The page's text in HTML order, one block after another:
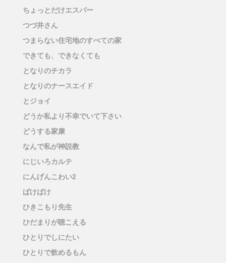
ちょっとだけエスパー
つづ井さん
つまらない住宅地のすべての家
できても、できなくても
となりのチカラ
となりのナースエイド
とジョイ
どうか私より不幸でいて下さい
どうする家康
なんで私が神説教
にじいろカルテ
にんげんこわい2
ばけばけ
ひきこもり先生
ひだまりが聴こえる
ひとりでしにたい
ひとりで飲めるもん